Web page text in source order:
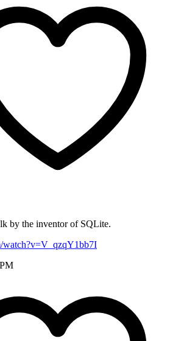
by the inventor of SQLite.
watch?v=V_qzqY1bb7I